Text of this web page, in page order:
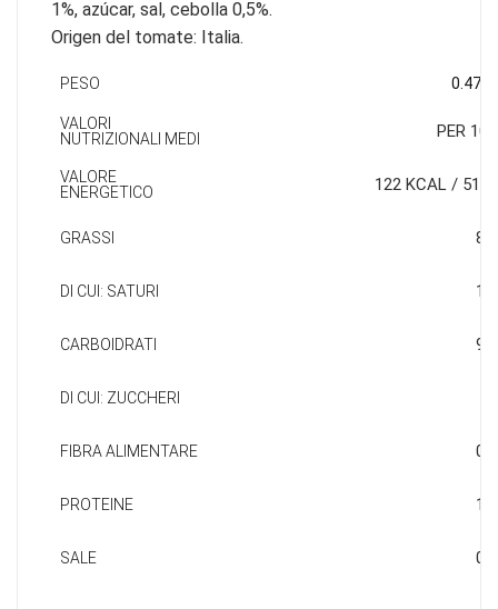
1%, azúcar, sal, cebolla 0,5%.
Origen del tomate: Italia.
PESO 0.475
VALORI
NUTRIZIONALI MEDI
PER
VALORE
ENERGETICO
122 KCAL / 512
GRASSI
DI CUI: SATURI
CARBOIDRATI
DI CUI: ZUCCHERI
FIBRA ALIMENTARE
PROTEINE
SALE